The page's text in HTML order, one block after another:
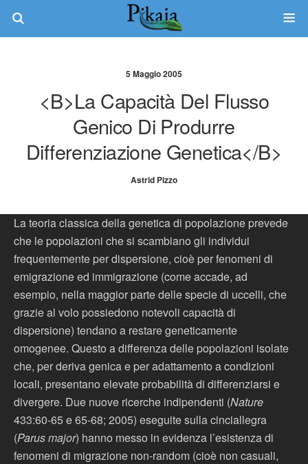
5 Maggio 2005
<b>La Capacità Del Flusso
Genico Di Produrre
Differenziazione Genetica</b>
Astrid Pizzo
La teoria classica della genetica di popolazione prevede
che le popolazioni che si scambiano gli individui
frequentemente per dispersione, cioè per fenomeni di
emigrazione ed immigrazione (come accade, ad
esempio, nella maggior parte delle specie di uccelli, che
grazie al volo possiedono notevoli capacità di
dispersione) tendano a restare geneticamente
omogenee. Questo a differenza delle popolazioni isolate
che, per deriva genica e per adattamento a condizioni
locali, presentano elevate probabilità di differenziarsi e
divergere. Due nuove ricerche indipendenti (Nature
433:60-65 e 65-68; 2005) eseguite sulla cinciallegra
(Parus major) hanno messo in evidenza l’esistenza di
fenomeni di migrazione non-random (cioè non casuali,